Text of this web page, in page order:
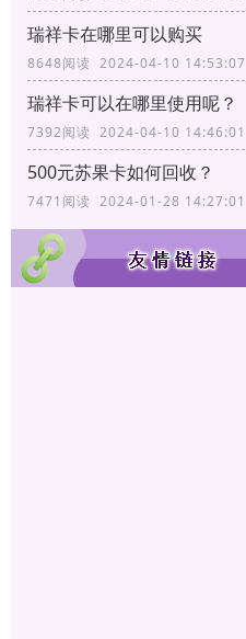
瑞祥卡在哪里可以购买
8648阅读 2024-04-10 14:53:07
瑞祥卡可以在哪里使用呢？
7392阅读 2024-04-10 14:46:01
500元苏果卡如何回收？
7471阅读 2024-01-28 14:27:01